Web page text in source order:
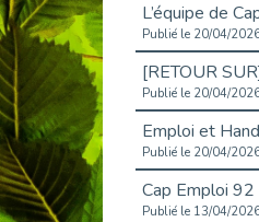
Publié le 20/04/
Publié le 20/04/
Publié le 20/04/
Publié le 13/04/